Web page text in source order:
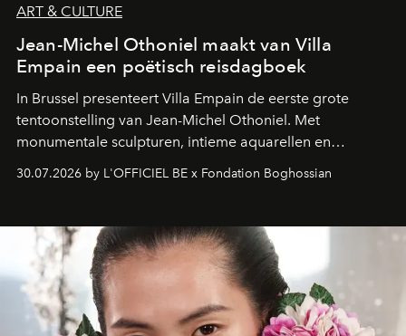
ART & CULTURE
Jean-Michel Othoniel maakt van Villa
Empain een poëtisch reisdagboek
In Brussel presenteert Villa Empain de eerste grote
tentoonstelling van Jean-Michel Othoniel. Met
monumentale sculpturen, intieme aquarellen en
fonkelend Murano-glas creëert de Franse kunstenaar
een emotionele reis waarin elk werk de herinnering
moment van verwondering.
30.07.2026 by L'OFFICIEL BE x Fondation Boghossian